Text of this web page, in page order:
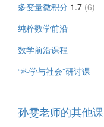
多变量微积分 1.7 (6)
纯粹数学前沿
数学前沿课程
“科学与社会”研讨课
孙雯老师的其他课